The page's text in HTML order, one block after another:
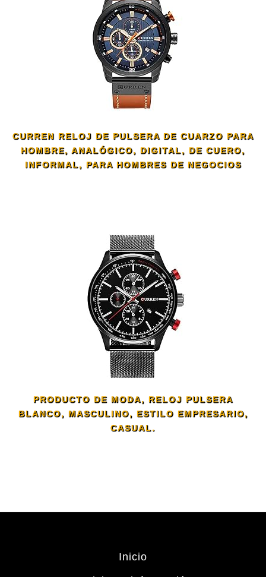
CURREN RELOJ DE PULSERA DE CUARZO PARA
HOMBRE, ANALÓGICO, DIGITAL, DE CUERO,
INFORMAL, PARA HOMBRES DE NEGOCIOS
PRODUCTO DE MODA, RELOJ PULSERA
BLANCO, MASCULINO, ESTILO EMPRESARIO,
CASUAL.
Inicio